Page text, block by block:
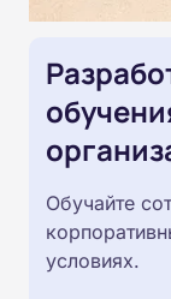
Обучайте
условиях.